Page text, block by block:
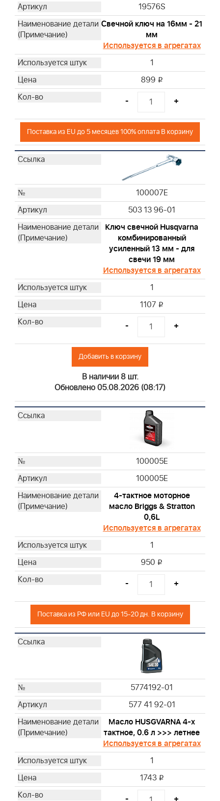
19576S
Свечной ключ на 16мм - 21
мм
Используется в агрегатах
1
899 i
- +
Поставка из EU до 5 месяцев 100% оплата В корзину
100007E
503 13 96-01
Ключ свечной Husqvarna
комбинированный
усиленный 13 мм - для
свечи 19 мм
Используется в агрегатах
1
1107 i
- +
Добавить в корзину
В наличии 8 шт.
Обновлено 05.08.2026 (08:17)
100005E
100005E
4-тактное моторное
масло Briggs & Stratton
0,6L
Используется в агрегатах
1
950 i
- +
Поставка из РФ или EU до 15-20 дн. В корзину
5774192-01
577 41 92-01
Масло HUSGVARNA 4-х
тактное, 0.6 л >>> летнее
Используется в агрегатах
1
1743 i